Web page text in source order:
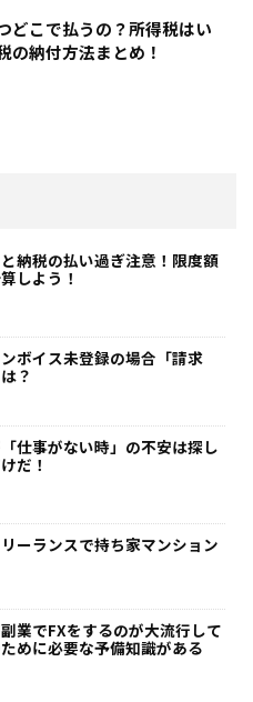
どこで払うの？所得税はい
の納付方法まとめ！
納税の払い過ぎ注意！限度額
しよう！
ボイス未登録の場合「請求
？
仕事がない時」の不安は探し
だ！
ーランスで持ち家マンション
業でFXをするのが大流行して
めに必要な予備知識がある